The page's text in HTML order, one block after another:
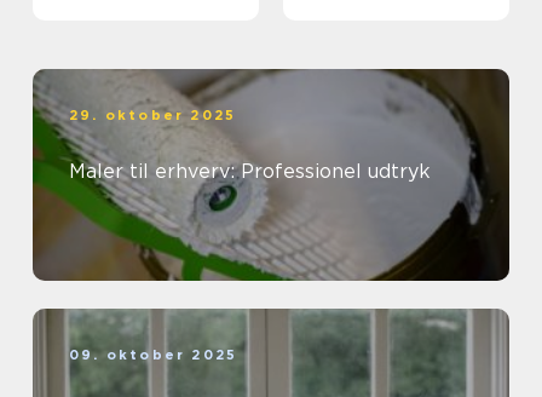
29. oktober 2025
Maler til erhverv: Professionel udtryk
09. oktober 2025